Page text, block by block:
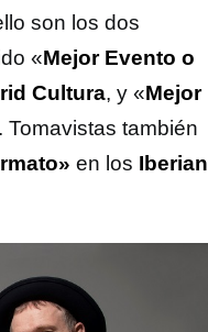
son los dos
«Mejor Evento o
Cultura, y «Mejor
. Tomavistas también
en los Iberian